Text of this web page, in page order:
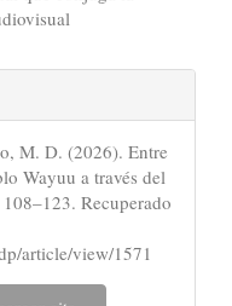
M. D. (2026). Entre
Wayuu a través del
Recuperado
article/view/1571